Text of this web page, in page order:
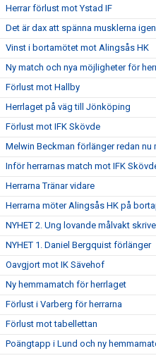
Herrar förlust mot Ystad IF
Det är dax att spänna musklerna igen
Vinst i bortamötet mot Alingsås HK
Ny match och nya möjligheter för
Förlust mot Hallby
Herrlaget på väg till Jönköping
Förlust mot IFK Skövde
Melwin Beckman förlänger redan nu
Inför herrarnas match mot IFK
Herrarna Tränar vidare
Herrarna möter Alingsås HK på
NYHET 2. Ung lovande målvakt
NYHET 1. Daniel Bergquist förlänger
Oavgjort mot IK Sävehof
Ny hemmamatch för herrlaget
Förlust i Varberg för herrarna
Förlust mot tabellettan
Poängtapp i Lund och ny